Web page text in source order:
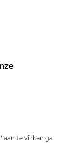
aan te vinken ga